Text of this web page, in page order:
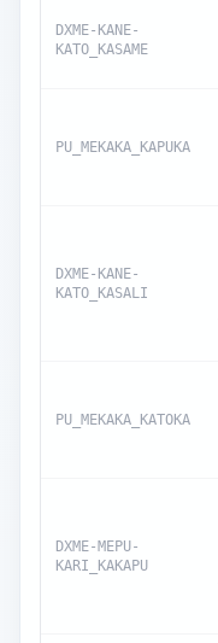
DXME-KANE-
KATO_KASAME
PU_MEKAKA_KAPUKA
DXME-KANE-
KATO_KASALI
PU_MEKAKA_KATOKA
DXME-MEPU-
KARI_KAKAPU